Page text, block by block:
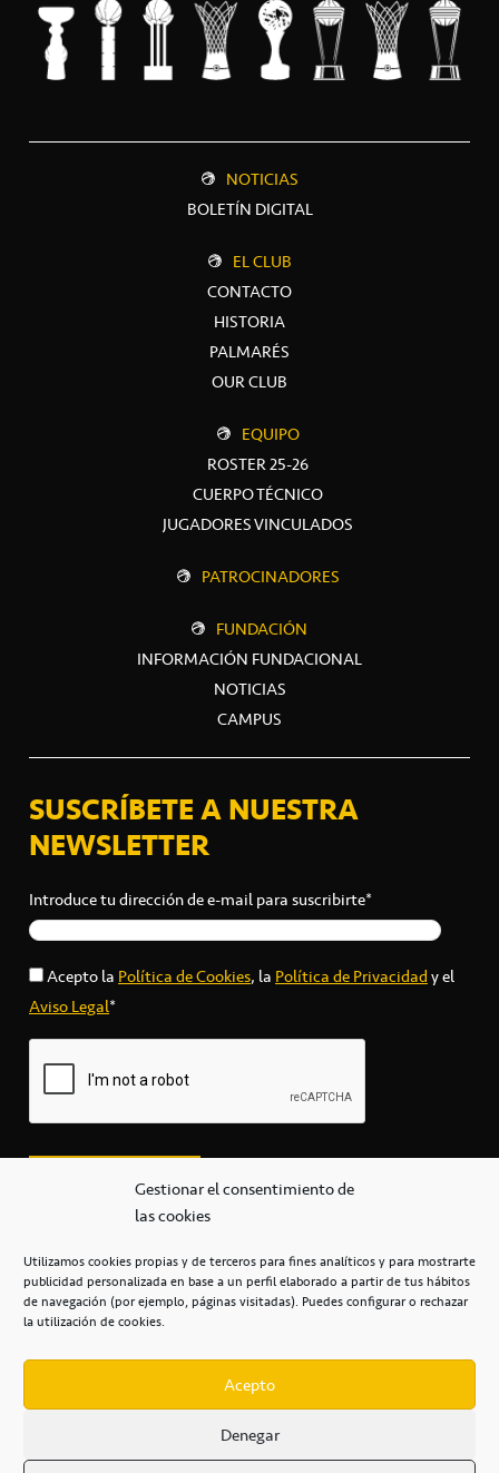
Gestionar el consentimiento de
las cookies
Utilizamos cookies propias y de terceros para fines analíticos y para mostrarte
publicidad personalizada en base a un perfil elaborado a partir de tus hábitos
de navegación (por ejemplo, páginas visitadas). Puedes configurar o rechazar
la utilización de cookies.
Acepto
Denegar
NOTICIAS
BOLETÍN DIGITAL
EL CLUB
CONTACTO
HISTORIA
PALMARÉS
OUR CLUB
EQUIPO
ROSTER 25-26
CUERPO TÉCNICO
JUGADORES VINCULADOS
PATROCINADORES
FUNDACIÓN
INFORMACIÓN FUNDACIONAL
NOTICIAS
CAMPUS
SUSCRÍBETE A NUESTRA
NEWSLETTER
Introduce tu dirección de e-mail para suscribirte*
Acepto laPolítica de Cookies, laPolítica de Privacidady el
Aviso Legal*
secretaria@cbcanarias.es
+34 922 253 684
Casa del Deporte / 38108 – La Laguna
POLÍTICA DE PRIVACIDAD / POLÍTICA DE COOKIES /